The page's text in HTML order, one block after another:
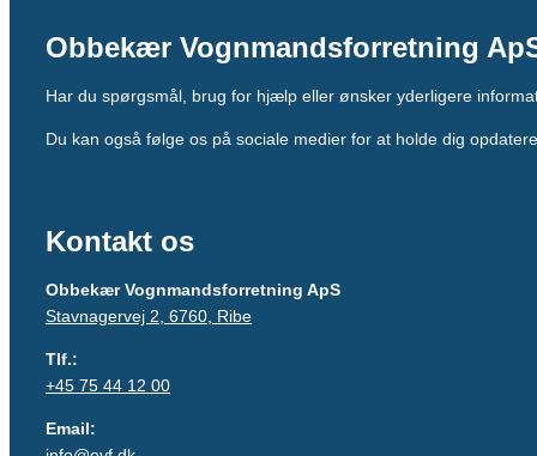
Obbekær Vognmandsforretning
Har du spørgsmål, brug for hjælp eller ønsker yderligere
Du kan også følge os på sociale medier for at holde dig
Kontakt os
Obbekær Vognmandsforretning ApS
Stavnagervej 2, 6760, Ribe
Tlf.:
+45 75 44 12 00
Email: